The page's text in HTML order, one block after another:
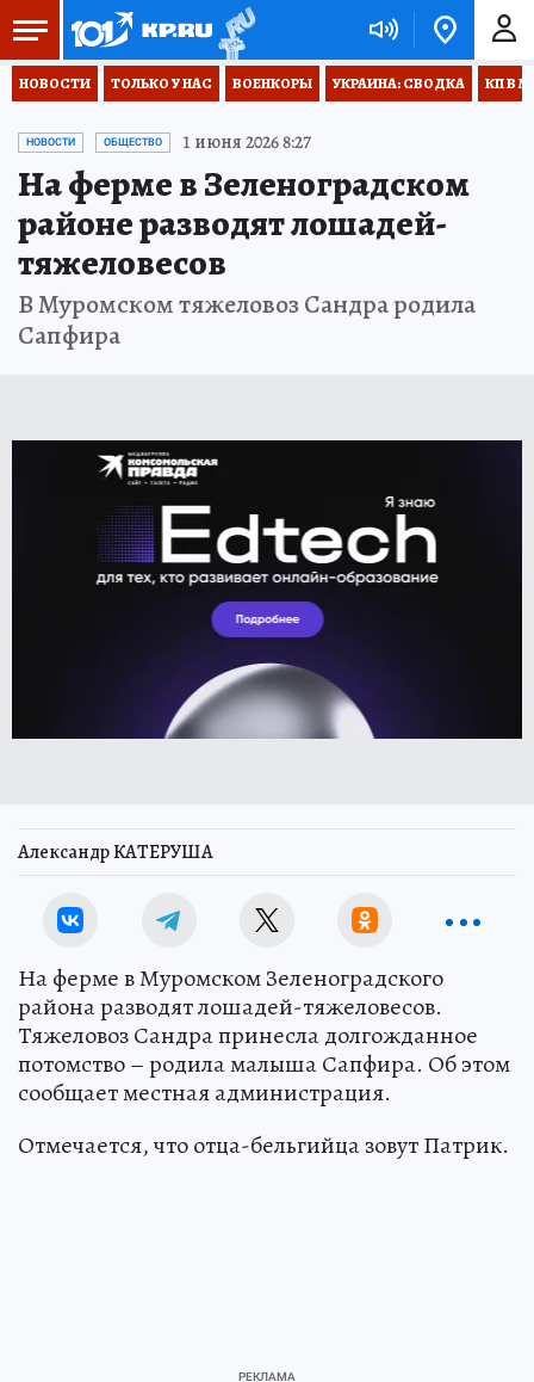
НОВОСТИ ТОЛЬКО У НАС ВОЕНКОРЫ УКРАИНА: СВОДКА КП В
НОВОСТИ ОБЩЕСТВО 1 июня 2026 8:27
На ферме в Зеленоградском
районе разводят лошадей-
тяжеловесов
В Муромском тяжеловоз Сандра родила
Сапфира
Александр КАТЕРУША
На ферме в Муромском Зеленоградского
района разводят лошадей-тяжеловесов.
Тяжеловоз Сандра принесла долгожданное
потомство – родила малыша Сапфира. Об этом
сообщает местная администрация.
Отмечается, что отца-бельгийца зовут Патрик.